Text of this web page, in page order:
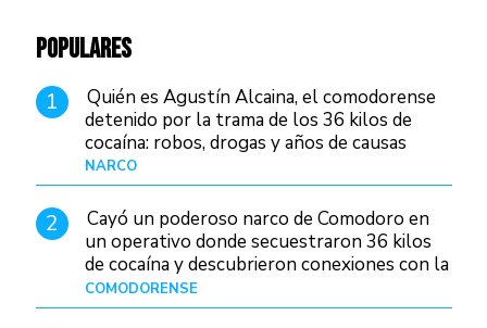
POPULARES
1
Quién es Agustín Alcaina, el comodorense
detenido por la trama de los 36 kilos de
cocaína: robos, drogas y años de causas
judiciales
NARCO
2
Cayó un poderoso narco de Comodoro en
un operativo donde secuestraron 36 kilos
de cocaína y descubrieron conexiones con la
Patagonia
COMODORENSE